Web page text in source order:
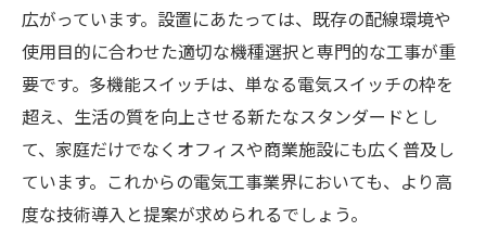
広がっています。設置にあたっては、既存の配線環境や
使用目的に合わせた適切な機種選択と専門的な工事が重
要です。多機能スイッチは、単なる電気スイッチの枠を
超え、生活の質を向上させる新たなスタンダードとし
て、家庭だけでなくオフィスや商業施設にも広く普及し
ています。これからの電気工事業界においても、より高
度な技術導入と提案が求められるでしょう。